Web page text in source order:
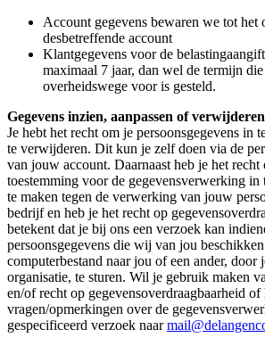
Account gegevens bewaren we tot het
desbetreffende account
Klantgegevens voor de
maximaal 7 jaar, dan wel de termijn
overheidswege voor is gesteld.
Gegevens inzien, aanpassen of verwijderen
Je hebt het recht om je persoonsgegevens in
te verwijderen. Dit kun je zelf doen via de
van jouw account. Daarnaast heb je het recht
toestemming voor de gegevensverwerking in
te maken tegen de verwerking van jouw
bedrijf en heb je het recht op
betekent dat je bij ons een verzoek kan
persoonsgegevens die wij van jou
computerbestand naar jou of een ander, door
organisatie, te sturen. Wil je gebruik maken
en/of recht op gegevensoverdraagbaarheid of
vragen/opmerkingen over de
gespecificeerd verzoek naar